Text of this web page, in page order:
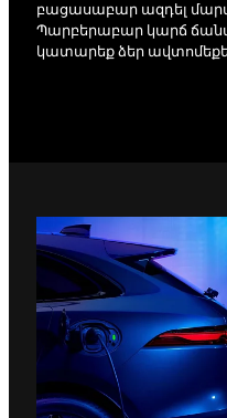
բացասաբար ազդել
Պարբերաբար կարճ
կատարեք ձեր